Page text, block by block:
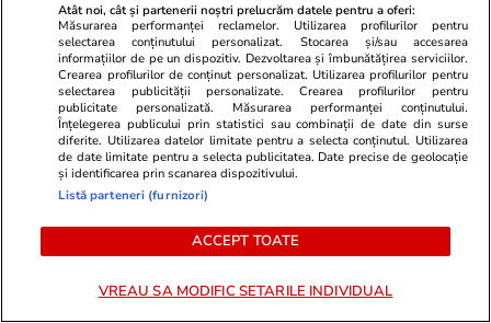
Știri România 20:13
7 avioane F-18, 3 elicoptere și 200 de militari
spanioli vin în România pentru a apăra flancul
estic al NATO. Vor avea dreptul de a doborî
drone
Legea ANI, jalon esențial în PNRR, a picat la
milioane de euro
Atât noi, cât și partenerii noștri prelucrăm datele pentru a oferi:
Măsurarea performanței reclamelor. Utilizarea profilurilor pentru
selectarea conținutului personalizat. Stocarea și/sau accesarea
informațiilor de pe un dispozitiv. Dezvoltarea și îmbunătățirea serviciilor.
Crearea profilurilor de conținut personalizat. Utilizarea profilurilor pentru
selectarea publicității personalizate. Crearea profilurilor pentru
publicitate personalizată. Măsurarea performanței conținutului.
Înțelegerea publicului prin statistici sau combinații de date din surse
diferite. Utilizarea datelor limitate pentru a selecta conținutul. Utilizarea
de date limitate pentru a selecta publicitatea. Date precise de geolocație
și identificarea prin scanarea dispozitivului.
Listă parteneri (furnizori)
ACCEPT TOATE
VREAU SA MODIFIC SETARILE INDIVIDUAL